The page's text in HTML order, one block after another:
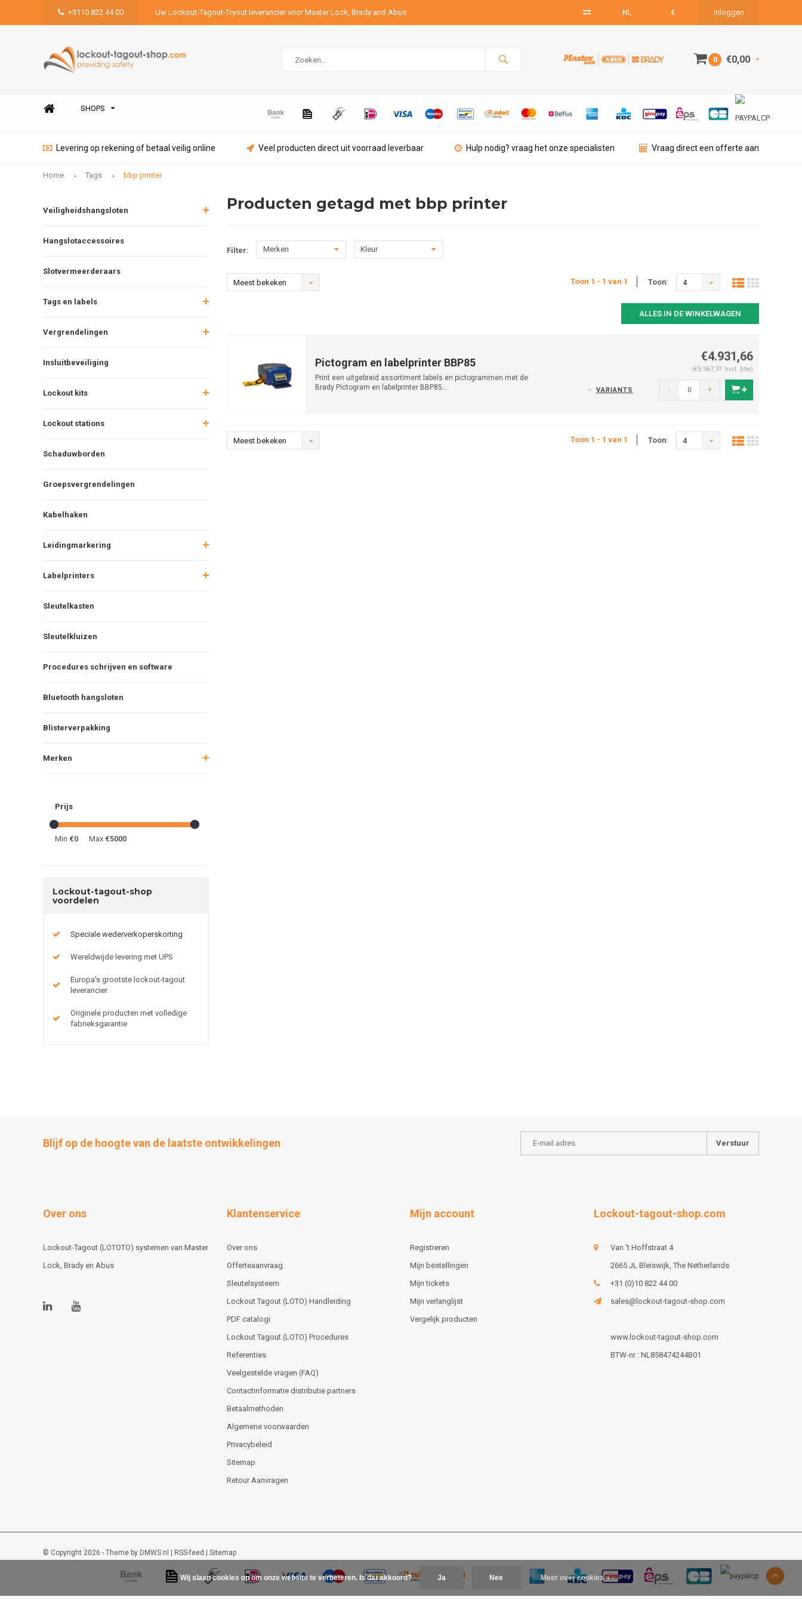
+3110 822 44 00 Uw Lockout-Tagout-Tryout leverancier voor Master Lock, Brady and Abus NL € Inloggen
0 €0,00
SHOPS
Levering op rekening of betaal veilig online Veel producten direct uit voorraad leverbaar Hulp nodig? vraag het onze specialisten Vraag direct een offerte aan
Home Tags bbp printer
Veiligheidshangsloten
Hangslotaccessoires
Slotvermeerderaars
Tags en labels
Vergrendelingen
Insluitbeveiliging
Lockout kits
Lockout stations
Schaduwborden
Groepsvergrendelingen
Kabelhaken
Leidingmarkering
Labelprinters
Sleutelkasten
Sleutelkluizen
Procedures schrijven en software
Bluetooth hangsloten
Blisterverpakking
Merken
Prijs
Min €0 Max €5000
Lockout-tagout-shop
voordelen
Speciale wederverkoperskorting
Wereldwijde levering met UPS
Europa's grootste lockout-tagout
leverancier
Originele producten met volledige
fabrieksgarantie
Producten getagd met bbp printer
Filter: Merken Kleur
Meest bekeken Toon 1 - 1 van 1 Toon: 4
ALLES IN DE WINKELWAGEN
Pictogram en labelprinter BBP85
Print een uitgebreid assortiment labels en pictogrammen met de
Brady Pictogram en labelprinter BBP85...
€4.931,66
(€5.967,31 Incl. btw)
VARIANTS - +
Meest bekeken Toon 1 - 1 van 1 Toon: 4
Blijf op de hoogte van de laatste ontwikkelingen Verstuur
Over ons
Lockout-Tagout (LOTOTO) systemen van Master
Lock, Brady en Abus
Klantenservice
Over ons
Offerteaanvraag
Sleutelsysteem
Lockout Tagout (LOTO) Handleiding
PDF catalogi
Lockout Tagout (LOTO) Procedures
Referenties
Veelgestelde vragen (FAQ)
Contactinformatie distributie partners
Betaalmethoden
Algemene voorwaarden
Privacybeleid
Sitemap
Retour Aanvragen
Mijn account
Registreren
Mijn bestellingen
Mijn tickets
Mijn verlanglijst
Vergelijk producten
Lockout-tagout-shop.com
Van 't Hoffstraat 4
2665 JL Bleiswijk, The Netherlands
+31 (0)10 822 44 00
sales@lockout-tagout-shop.com
www.lockout-tagout-shop.com
BTW-nr : NL858474244B01
© Copyright 2026 - Theme by DMWS.nl | RSS-feed | Sitemap
Lockout-tagout-shop 9/10-48beoordelingen opKiyoh
Wij slaan cookies op om onze website te verbeteren. Is dat akkoord? Ja Nee Meer over cookies »